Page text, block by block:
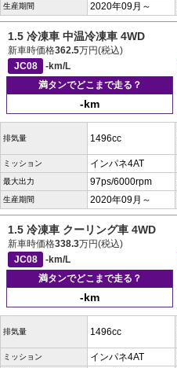
生産期間 2020年09月～
1.5 冷凍車 中温冷凍車 4WD
新車時価格362.5万円(税込)
JC08
-km/L
満タンでどこまで走る？
-km
排気量 1496cc
ミッション インパネ4AT
最大出力 97ps/6000rpm
生産期間 2020年09月～
1.5 冷凍車 クーリング車 4WD
新車時価格338.3万円(税込)
JC08
-km/L
満タンでどこまで走る？
-km
排気量 1496cc
ミッション インパネ4AT